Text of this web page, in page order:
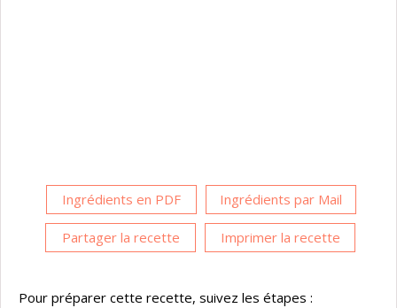
Ingrédients en PDF Ingrédients par Mail
Partager la recette Imprimer la recette
Pour préparer cette recette, suivez les étapes :